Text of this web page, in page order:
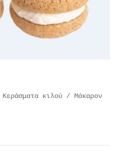
Kεράσματα κιλού / Μάκαρον